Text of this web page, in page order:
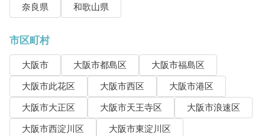
奈良県
和歌山県
市区町村
大阪市 大阪市都島区
大阪市福島区
大阪市此花区
大阪市西区
大阪市港区
大阪市大正区
大阪市天王寺区
大阪市浪速区
大阪市西淀川区
大阪市東淀川区